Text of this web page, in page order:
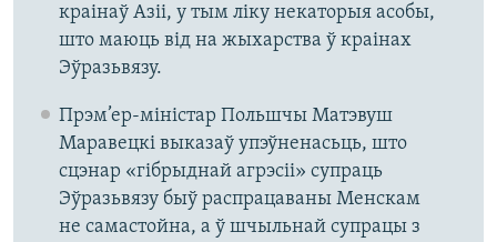
краінаў Азіі, у тым ліку некаторыя асобы,
што маюць від на жыхарства ў краінах
Эўразьвязу.
Прэм’ер-міністар Польшчы Матэвуш
Маравецкі выказаў упэўненасьць, што
сцэнар «гібрыднай агрэсіі» супраць
Эўразьвязу быў распрацаваны Менскам
не самастойна, а ў шчыльнай супрацы з